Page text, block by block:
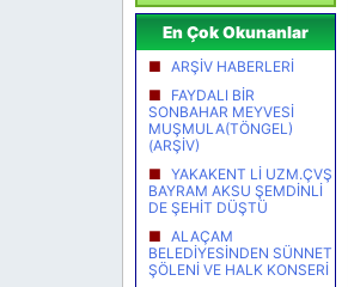
En Çok Okunanlar
ARŞİV HABERLERİ
FAYDALI BİR
SONBAHAR MEYVESİ
MUŞMULA(TÖNGEL)
(ARŞİV)
YAKAKENT Lİ UZM.ÇVŞ
BAYRAM AKSU ŞEMDİNLİ
DE ŞEHİT DÜŞTÜ
ALAÇAM
BELEDİYESİNDEN SÜNNET
ŞÖLENİ VE HALK KONSERİ